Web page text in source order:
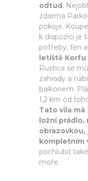
odtud.
zdarma
pokoje.
k dispozici je
potřeby, fén
letiště Korfu
Rustica se
zahrady a
balkonem.
1,2 km od
Tato vila má
ložní prádlo,
obrazovkou,
kompletním
pochlubit
moře.